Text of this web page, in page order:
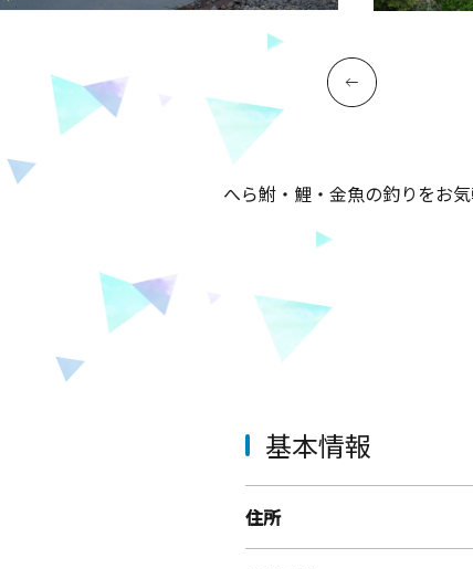
へら鮒・鯉・金魚の釣りをお
基本情報
住所